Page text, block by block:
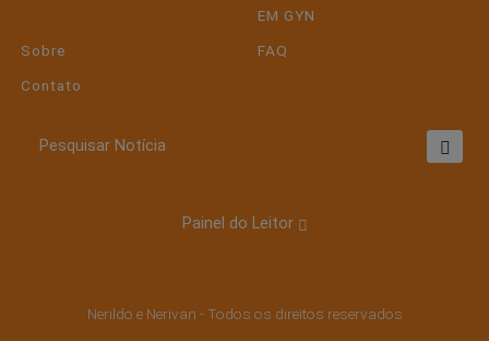
EM GYN
Sobre
FAQ
Contato
Pesquisar Notícia
Painel do Leitor
Nerildo e Nerivan - Todos os direitos reservados